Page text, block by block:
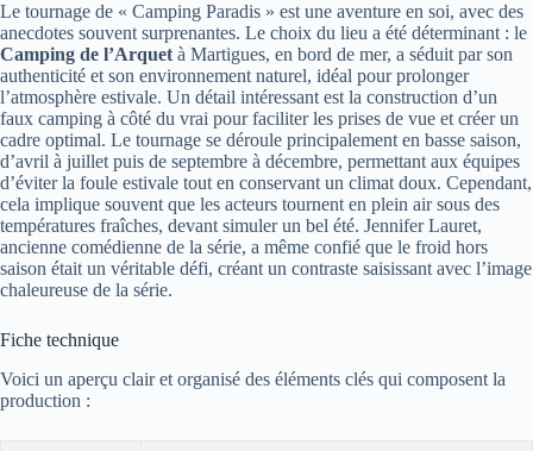
Le tournage de « Camping Paradis » est une aventure en soi, avec des
anecdotes souvent surprenantes. Le choix du lieu a été déterminant : le
Camping de l’Arquet à Martigues, en bord de mer, a séduit par son
authenticité et son environnement naturel, idéal pour prolonger
l’atmosphère estivale. Un détail intéressant est la construction d’un
faux camping à côté du vrai pour faciliter les prises de vue et créer un
cadre optimal. Le tournage se déroule principalement en basse saison,
d’avril à juillet puis de septembre à décembre, permettant aux équipes
d’éviter la foule estivale tout en conservant un climat doux. Cependant,
cela implique souvent que les acteurs tournent en plein air sous des
températures fraîches, devant simuler un bel été. Jennifer Lauret,
ancienne comédienne de la série, a même confié que le froid hors
saison était un véritable défi, créant un contraste saisissant avec l’image
chaleureuse de la série.
Fiche technique
Voici un aperçu clair et organisé des éléments clés qui composent la
production :